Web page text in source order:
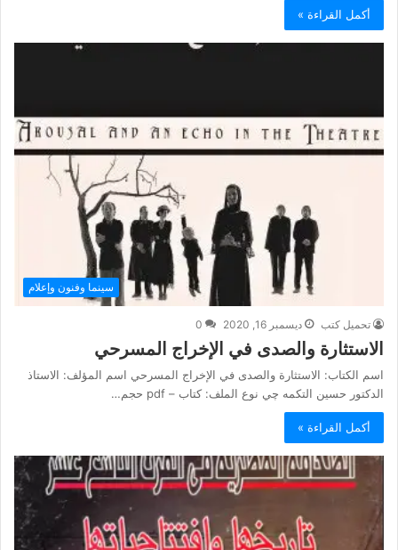
أكمل القراءة »
سينما وفنون وإعلام
تحميل كتب ديسمبر 16, 2020 0
الاستثارة والصدى في الإخراج المسرحي
اسم الكتاب: الاستثارة والصدى في الإخراج المسرحي اسم المؤلف: الاستاذ
الدكتور حسين التكمه چي نوع الملف: كتاب – pdf حجم…
أكمل القراءة »